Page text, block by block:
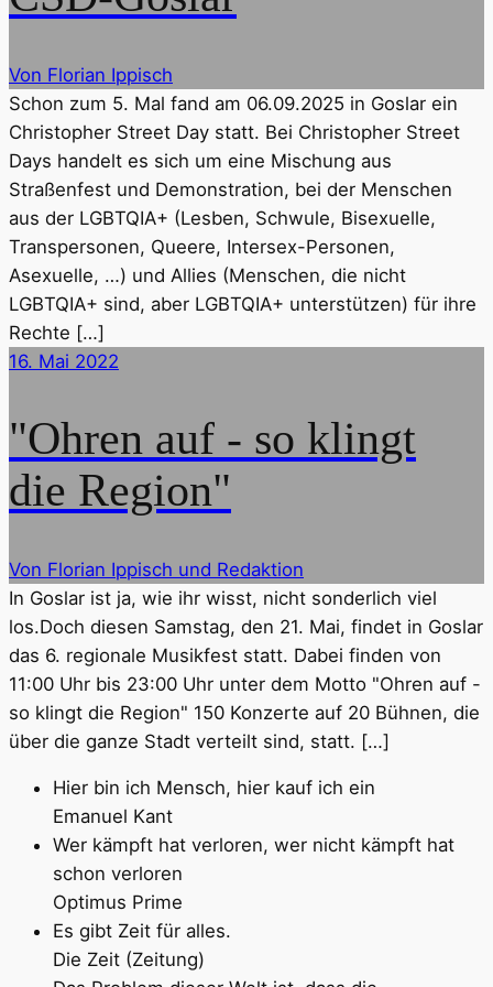
Von Florian Ippisch
Schon zum 5. Mal fand am 06.09.2025 in Goslar ein
Christopher Street Day statt. Bei Christopher Street
Days handelt es sich um eine Mischung aus
Straßenfest und Demonstration, bei der Menschen
aus der LGBTQIA+ (Lesben, Schwule, Bisexuelle,
Transpersonen, Queere, Intersex-Personen,
Asexuelle, …) und Allies (Menschen, die nicht
LGBTQIA+ sind, aber LGBTQIA+ unterstützen) für ihre
Rechte […]
16. Mai 2022
"Ohren auf - so klingt
die Region"
Von Florian Ippisch und Redaktion
In Goslar ist ja, wie ihr wisst, nicht sonderlich viel
los.Doch diesen Samstag, den 21. Mai, findet in Goslar
das 6. regionale Musikfest statt. Dabei finden von
11:00 Uhr bis 23:00 Uhr unter dem Motto "Ohren auf -
so klingt die Region" 150 Konzerte auf 20 Bühnen, die
über die ganze Stadt verteilt sind, statt. […]
Hier bin ich Mensch, hier kauf ich ein
Emanuel Kant
Wer kämpft hat verloren, wer nicht kämpft hat
schon verloren
Optimus Prime
Es gibt Zeit für alles.
Die Zeit (Zeitung)